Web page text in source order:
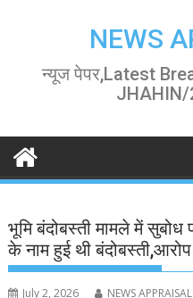
NEWS
न्यूज पेपर,Latest
भूमि बंदोबस्ती मामले में सुबोध
के नाम हुई थी बंदोबस्ती,आरोप
July 2, 2026 NEWS APPRAISAL